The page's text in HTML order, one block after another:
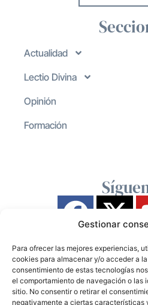
Gestionar
Para ofrecer las mejores experiencias,
cookies para almacenar y/o acceder a
consentimiento de estas tecnologías
el comportamiento de navegación o las
sitio. No consentir o retirar el
negativamente a ciertas características
Actualidad
Lectio Divina
Opinión
Formación